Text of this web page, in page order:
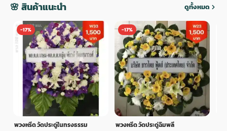
🌸 สินค้าแนะนำ ดูทั้งหมด
-17%
พวงหรีด วัดประดู่ในทรงธรรม
-17%
พวงหรีด วัดประดู่ฉิมพลี